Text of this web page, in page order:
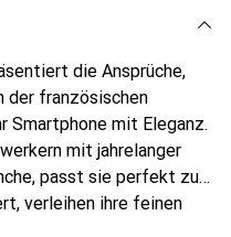
die Ansprüche,
der französischen
Smartphone mit Eleganz.
mit jahrelanger
passt sie perfekt zu
verleihen ihre feinen